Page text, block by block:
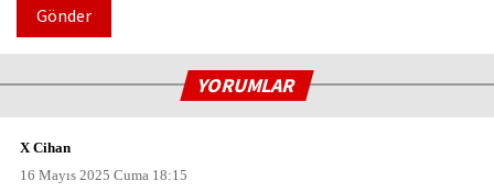
Gönder
YORUMLAR
X Cihan
16 Mayıs 2025 Cuma 18:15